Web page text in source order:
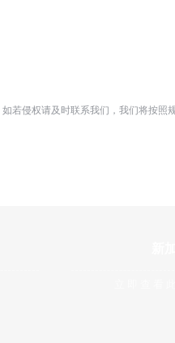
若侵权请及时联系我们，我们将按照